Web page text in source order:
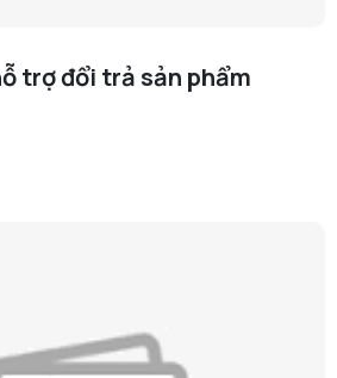
trợ đổi trả sản phẩm